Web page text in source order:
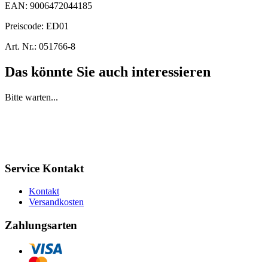
EAN: 9006472044185
Preiscode: ED01
Art. Nr.: 051766-8
Das könnte Sie auch interessieren
Bitte warten...
Service Kontakt
Kontakt
Versandkosten
Zahlungsarten